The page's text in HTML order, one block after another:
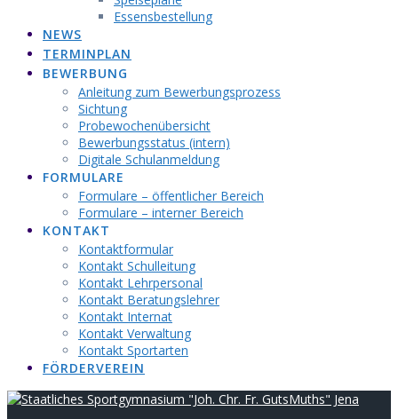
Essensbestellung
NEWS
TERMINPLAN
BEWERBUNG
Anleitung zum Bewerbungsprozess
Sichtung
Probewochenübersicht
Bewerbungsstatus (intern)
Digitale Schulanmeldung
FORMULARE
Formulare – öffentlicher Bereich
Formulare – interner Bereich
KONTAKT
Kontaktformular
Kontakt Schulleitung
Kontakt Lehrpersonal
Kontakt Beratungslehrer
Kontakt Internat
Kontakt Verwaltung
Kontakt Sportarten
FÖRDERVEREIN